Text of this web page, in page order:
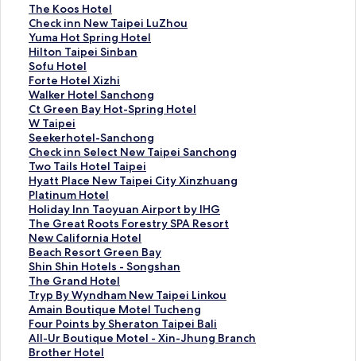
The Koos Hotel
T
h
e
K
o
o
s
H
o
t
e
l
的
連
結
Check inn New Taipei LuZhou
C
h
e
c
k
i
n
n
N
e
w
T
a
i
p
e
i
L
u
Z
h
o
u
的
Yuma Hot Spring Hotel
Y
u
m
a
H
o
t
S
p
r
i
n
g
H
o
t
e
l
的
連
結
Hilton Taipei Sinban
H
i
l
t
o
n
T
a
i
p
e
i
S
i
n
b
a
n
的
連
結
Sofu Hotel
S
o
f
u
H
o
t
e
l
的
連
結
Forte Hotel Xizhi
F
o
r
t
e
H
o
t
e
l
X
i
z
h
i
的
連
結
Walker Hotel Sanchong
W
a
l
k
e
r
H
o
t
e
l
S
a
n
c
h
o
n
g
Ct Green Bay Hot-Spring Hotel
C
t
G
r
e
e
n
B
a
y
H
o
t
-
S
p
r
i
W Taipei
W
T
a
i
p
e
i
的
連
結
Seekerhotel-Sanchong
S
e
e
k
e
r
h
o
t
e
l
-
S
a
n
c
Check inn Select New Taipei Sanchong
C
h
e
c
k
i
n
n
S
e
l
e
c
t
N
Two Tails Hotel Taipei
T
w
o
T
a
i
l
s
H
o
t
e
l
T
Hyatt Place New Taipei City Xinzhuang
H
y
a
t
t
P
l
a
c
e
N
e
w
Platinum Hotel
P
l
a
t
i
n
u
m
H
o
t
e
Holiday Inn Taoyuan Airport by IHG
H
o
l
i
d
a
y
I
n
n
T
The Great Roots Forestry SPA Resort
T
h
e
G
r
e
a
t
R
o
New California Hotel
N
e
w
C
a
l
i
f
o
Beach Resort Green Bay
B
e
a
c
h
R
e
s
Shin Shin Hotels - Songshan
S
h
i
n
S
h
i
The Grand Hotel
T
h
e
G
r
a
Tryp By Wyndham New Taipei Linkou
T
r
y
p
B
Amain Boutique Motel Tucheng
A
m
a
i
Four Points by Sheraton Taipei Bali
F
o
u
All-Ur Boutique Motel - Xin-Jhung Branch
A
lBrother Hotel
B